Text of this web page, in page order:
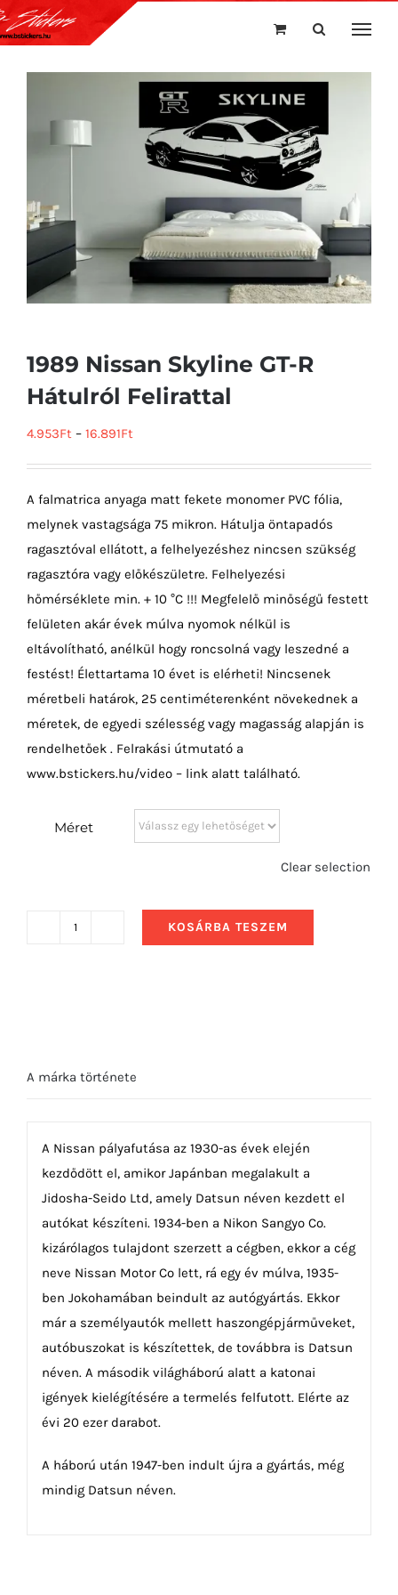
Kihagyás
1989 Nissan Skyline GT-R
Hátulról Felirattal
4.953Ft – 16.891Ft
A falmatrica anyaga matt fekete monomer PVC fólia,
melynek vastagsága 75 mikron. Hátulja öntapadós
ragasztóval ellátott, a felhelyezéshez nincsen szükség
ragasztóra vagy előkészületre. Felhelyezési
hőmérséklete min. + 10 °C !!! Megfelelő minőségű festett
felületen akár évek múlva nyomok nélkül is
eltávolítható, anélkül hogy roncsolná vagy leszedné a
festést! Élettartama 10 évet is elérheti! Nincsenek
méretbeli határok, 25 centiméterenként növekednek a
méretek, de egyedi szélesség vagy magasság alapján is
rendelhetőek . Felrakási útmutató a
www.bstickers.hu/video – link alatt található.
Méret
Clear selection
KOSÁRBA TESZEM
A márka története
A Nissan pályafutása az 1930-as évek elején
kezdődött el, amikor Japánban megalakult a
Jidosha-Seido Ltd, amely Datsun néven kezdett el
autókat készíteni. 1934-ben a Nikon Sangyo Co.
kizárólagos tulajdont szerzett a cégben, ekkor a cég
neve Nissan Motor Co lett, rá egy év múlva, 1935-
ben Jokohamában beindult az autógyártás. Ekkor
már a személyautók mellett haszongépjárműveket,
autóbuszokat is készítettek, de továbbra is Datsun
néven. A második világháború alatt a katonai
igények kielégítésére a termelés felfutott. Elérte az
évi 20 ezer darabot.
A háború után 1947-ben indult újra a gyártás, még
mindig Datsun néven.